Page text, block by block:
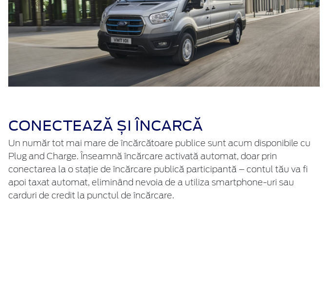
CONECTEAZĂ ȘI ÎNCARCĂ
Un număr tot mai mare de încărcătoare publice sunt acum disponibile cu
Plug and Charge. Înseamnă încărcare activată automat, doar prin
conectarea la o stație de încărcare publică participantă – contul tău va fi
apoi taxat automat, eliminând nevoia de a utiliza smartphone-uri sau
carduri de credit la punctul de încărcare.